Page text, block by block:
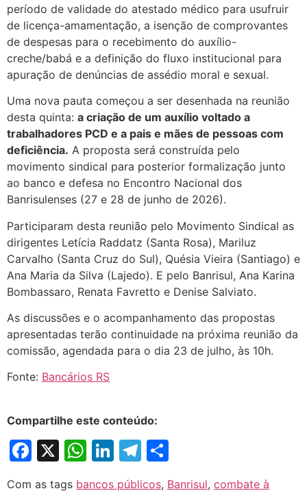
período de validade do atestado médico para usufruir
de licença-amamentação, a isenção de comprovantes
de despesas para o recebimento do auxílio-
creche/babá e a definição do fluxo institucional para
apuração de denúncias de assédio moral e sexual.
Uma nova pauta começou a ser desenhada na reunião
desta quinta: a criação de um auxílio voltado a
trabalhadores PCD e a pais e mães de pessoas com
deficiência. A proposta será construída pelo
movimento sindical para posterior formalização junto
ao banco e defesa no Encontro Nacional dos
Banrisulenses (27 e 28 de junho de 2026).
Participaram desta reunião pelo Movimento Sindical as
dirigentes Letícia Raddatz (Santa Rosa), Mariluz
Carvalho (Santa Cruz do Sul), Quésia Vieira (Santiago) e
Ana Maria da Silva (Lajedo). E pelo Banrisul, Ana Karina
Bombassaro, Renata Favretto e Denise Salviato.
As discussões e o acompanhamento das propostas
apresentadas terão continuidade na próxima reunião da
comissão, agendada para o dia 23 de julho, às 10h.
Fonte: Bancários RS
Compartilhe este conteúdo:
Facebook
X WhatsApp
LinkedIn
Telegram
Com as tags bancos públicos, Banrisul, combate à